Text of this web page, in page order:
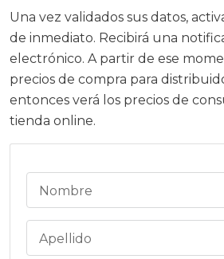
Una vez validados sus datos,
de inmediato. Recibirá una
electrónico. A partir de ese
precios de compra para
entonces verá los precios de
tienda online.
Nombre
Apellido